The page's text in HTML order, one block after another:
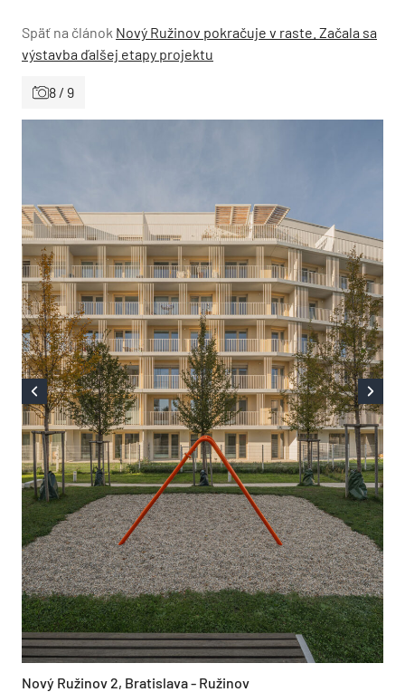
Späť na článok Nový Ružinov pokračuje v raste. Začala sa
výstavba ďalšej etapy projektu
8 / 9
Nový Ružinov 2, Bratislava - Ružinov